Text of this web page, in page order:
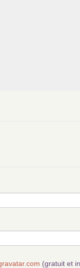
(gratuit et